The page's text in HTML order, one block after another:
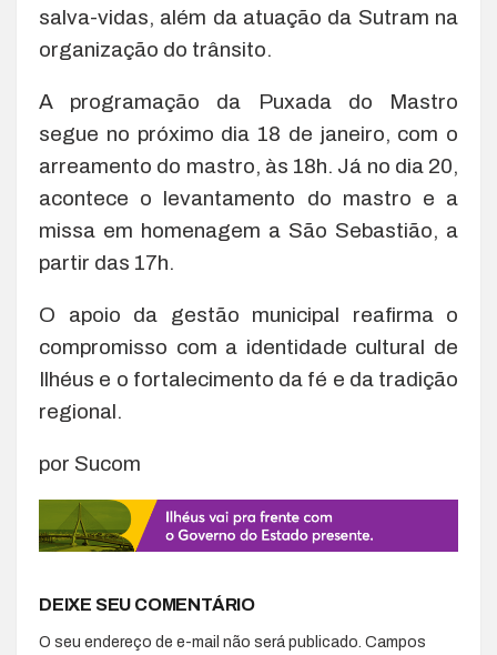
salva-vidas, além da atuação da Sutram na
organização do trânsito.
A programação da Puxada do Mastro
segue no próximo dia 18 de janeiro, com o
arreamento do mastro, às 18h. Já no dia 20,
acontece o levantamento do mastro e a
missa em homenagem a São Sebastião, a
partir das 17h.
O apoio da gestão municipal reafirma o
compromisso com a identidade cultural de
Ilhéus e o fortalecimento da fé e da tradição
regional.
por Sucom
DEIXE SEU COMENTÁRIO
O seu endereço de e-mail não será publicado. Campos